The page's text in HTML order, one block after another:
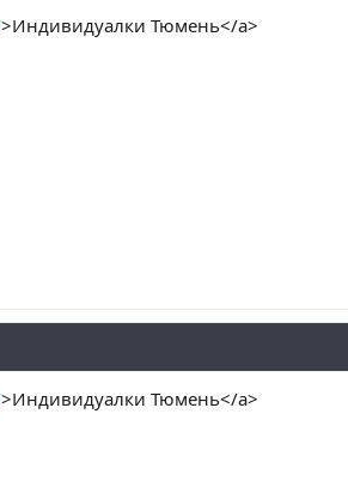
>Индивидуалки Тюмень</a>
>Индивидуалки Тюмень</a>